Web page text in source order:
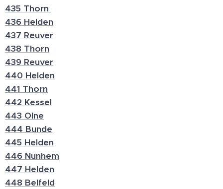
435 Thorn
436 Helden
437 Reuver
438 Thorn
439 Reuver
440 Helden
441 Thorn
442 Kessel
443 Olne
444 Bunde
445 Helden
446 Nunhem
447 Helden
448 Belfeld